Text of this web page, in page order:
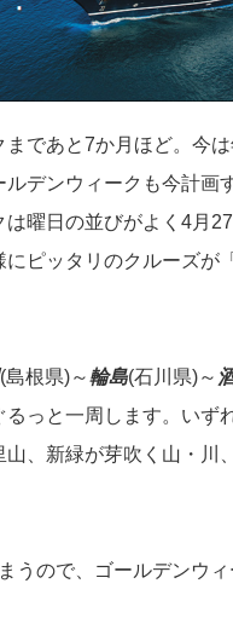
であと7か月ほど。今
デンウィークも今計画
曜日の並びがよく4月
ピッタリのクルーズが「
(島根県)～輪島(石川県)～
っと一周します。いず
、新緑が芽吹く山・川
うので、ゴールデンウ